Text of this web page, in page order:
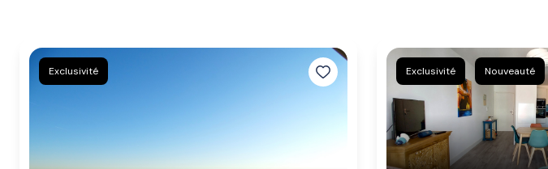
Exclusivité Exclusivité Nouveauté